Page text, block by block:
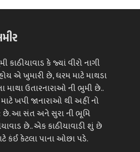
કાઠીયાવાડ કે જ્યાં વીરો નાગી
એ ખુમારી છે, ધરમ માટે માથડા
માથા ઉતારનારાઓ ની ભુમી છે..
ખપી જાનારાઓ થી અહીં નો
છે. આ સંત અને સુરા ની ભૂમિ
છે.. એક કાઠીયાવાડી શું છે
કંઈ કેટલા પાના ઓછા પડે.